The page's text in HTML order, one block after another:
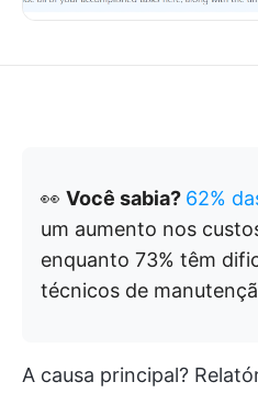
👀 Você sabia? 62%
um aumento nos
enquanto 73% têm
técnicos de
A causa principal?